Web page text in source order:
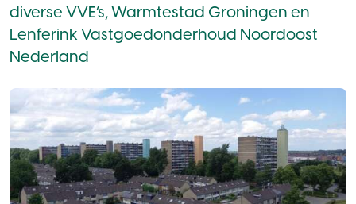
diverse VVE’s, Warmtestad Groningen en
Lenferink Vastgoedonderhoud Noordoost
Nederland